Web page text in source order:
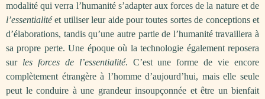
modalité qui verra l’humanité s’adapter aux forces de la nature et de
l’essentialitéet utiliser leur aide pour toutes sortes de conceptions et
d’élaborations, tandis qu’une autre partie de l’humanité travaillera à
sa propre perte. Une époque où la technologie également reposera
sur les forces de l’essentialité. C’est une forme de vie encore
complètement étrangère à l’homme d’aujourd’hui, mais elle seule
peut le conduire à une grandeur insoupçonnée et être un bienfait